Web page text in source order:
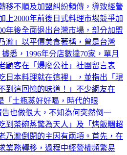
移不順及加盟糾紛頻傳，導致經營
上2000年前後日式料理市場競爭加
年後全面退出台灣市場，部分加盟
瀧」以平價美食著稱，曾是台灣
悉，1996年分店數達70家，單月
顧客在「爆廢公社」社團留言表
日本料理就在這裡」，並指出「現
到這回憶的味道！」不少網友在
「土瓶蒸好好喝，時代的眼
也做很大，不知為何突然倒一
到茶碗蒸驚為天人」及「烤飯糰超
乃瀧倒閉的主因有兩項。首先，在
業務轉移，過程中經營權頻繁易